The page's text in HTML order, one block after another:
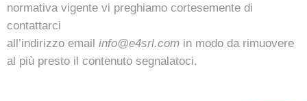
normativa vigente vi preghiamo cortesemente di
contattarci
all’indirizzo email info@e4srl.com in modo da rimuovere
al più presto il contenuto segnalatoci.